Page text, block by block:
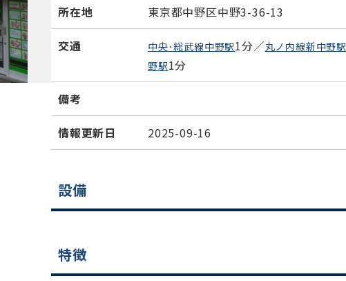
所在地 東京都中野区中野3-36-13
交通 中央･総武線中野駅1分／丸ノ内線新中野駅
野駅1分
備考
情報更新日 2025-09-16
設備
特徴